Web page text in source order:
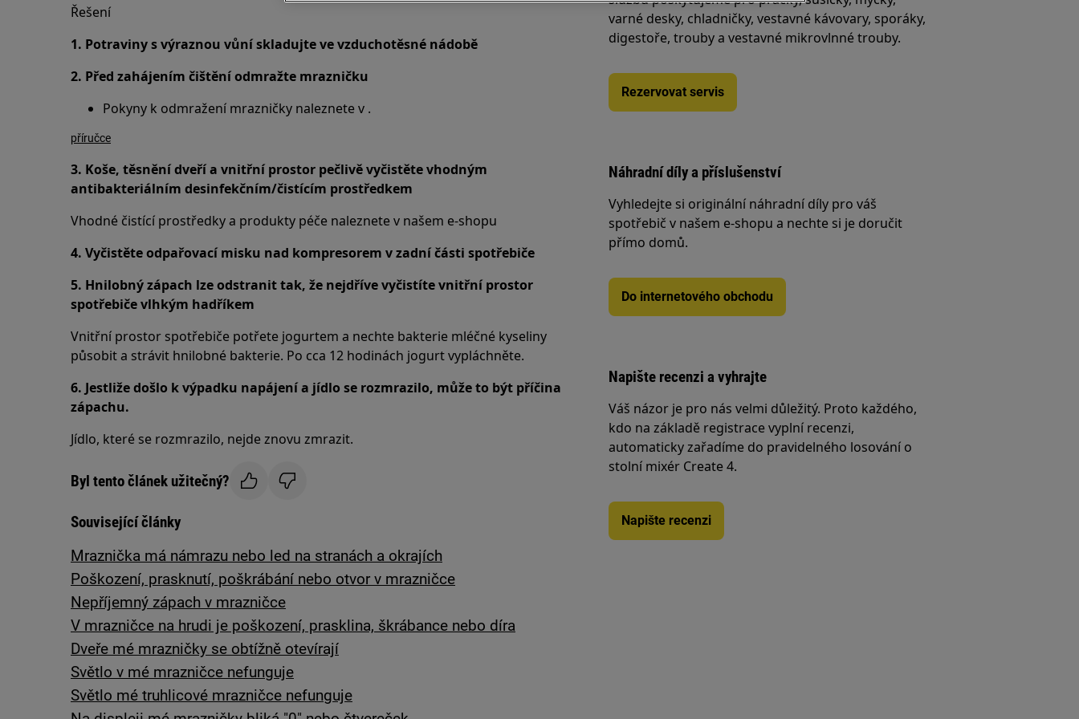
Řešení
1. Potraviny s výraznou vůní skladujte ve vzduchotěsné nádobě
2. Před zahájením čištění odmražte mrazničku
Pokyny k odmražení mrazničky naleznete v .
příručce
3. Koše, těsnění dveří a vnitřní prostor pečlivě vyčistěte vhodným
antibakteriálním desinfekčním/čistícím prostředkem
Vhodné čistící prostředky a produkty péče naleznete v našem e-shopu
4. Vyčistěte odpařovací misku nad kompresorem v zadní části spotřebiče
5. Hnilobný zápach lze odstranit tak, že nejdříve vyčistíte vnitřní prostor
spotřebiče vlhkým hadříkem
Vnitřní prostor spotřebiče potřete jogurtem a nechte bakterie mléčné kyseliny
působit a strávit hnilobné bakterie. Po cca 12 hodinách jogurt vypláchněte.
6. Jestliže došlo k výpadku napájení a jídlo se rozmrazilo, může to být příčina
zápachu.
Jídlo, které se rozmrazilo, nejde znovu zmrazit.
Byl tento článek užitečný?
Související články
Mraznička má námrazu nebo led na stranách a okrajích
Poškození, prasknutí, poškrábání nebo otvor v mrazničce
Nepříjemný zápach v mrazničce
V mrazničce na hrudi je poškození, prasklina, škrábance nebo díra
Dveře mé mrazničky se obtížně otevírají
Světlo v mé mrazničce nefunguje
Světlo mé truhlicové mrazničce nefunguje
varné desky, chladničky, vestavné kávovary, sporáky,
digestoře, trouby a vestavné mikrovlnné trouby.
Rezervovat servis
Náhradní díly a příslušenství
Vyhledejte si originální náhradní díly pro váš
spotřebič v našem e-shopu a nechte si je doručit
přímo domů.
Do internetového obchodu
Napište recenzi a vyhrajte
Váš názor je pro nás velmi důležitý. Proto každého,
kdo na základě registrace vyplní recenzi,
automaticky zařadíme do pravidelného losování o
stolní mixér Create 4.
Napište recenzi